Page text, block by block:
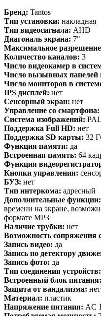
Бренд: Tantos
Тип установки: накладная
Тип видеосигнала: AHD
Диагональ экрана: 7"
Максимальное
Количество каналов: 3
Число видеокамер в
Число вызывных панелей
Число мониторов в
IPS дисплей: нет
Сенсорный экран: нет
Управление со смартфона:
Система изображений:
Поддержка Full HD: нет
Поддержка SD карты: 32
Функция памяти: да
Встроенная память: 64
Функция
Кнопки управления:
БУЗ: нет
Тип интеркома: адресный
Дополнительные функции:
времени на экране,
формате MP3
Наличие трубки: нет
Возможность сопряжения
Запись видео: да
Запись по детектору
Запись фото: да
Тип соединения устройств:
Встроенный блок питания:
Защита от вандализма: нет
Материал: пластик
Напряжение питания: AC